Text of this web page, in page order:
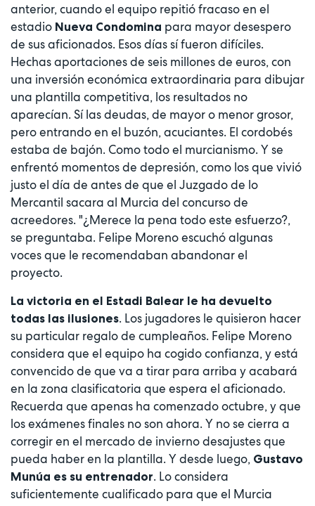
anterior, cuando el equipo repitió fracaso en el
estadio Nueva Condomina para mayor desespero
de sus aficionados. Esos días sí fueron difíciles.
Hechas aportaciones de seis millones de euros, con
una inversión económica extraordinaria para dibujar
una plantilla competitiva, los resultados no
aparecían. Sí las deudas, de mayor o menor grosor,
pero entrando en el buzón, acuciantes. El cordobés
estaba de bajón. Como todo el murcianismo. Y se
enfrentó momentos de depresión, como los que vivió
justo el día de antes de que el Juzgado de lo
Mercantil sacara al Murcia del concurso de
acreedores. "¿Merece la pena todo este esfuerzo?,
se preguntaba. Felipe Moreno escuchó algunas
voces que le recomendaban abandonar el
proyecto.
La victoria en el Estadi Balear le ha devuelto
todas las ilusiones. Los jugadores le quisieron hacer
su particular regalo de cumpleaños. Felipe Moreno
considera que el equipo ha cogido confianza, y está
convencido de que va a tirar para arriba y acabará
en la zona clasificatoria que espera el aficionado.
Recuerda que apenas ha comenzado octubre, y que
los exámenes finales no son ahora. Y no se cierra a
corregir en el mercado de invierno desajustes que
pueda haber en la plantilla. Y desde luego, Gustavo
Munúa es su entrenador. Lo considera
suficientemente cualificado para que el Murcia